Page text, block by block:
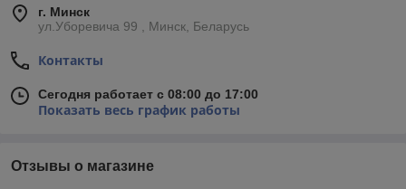
г. Минск
ул.Уборевича 99 , Минск, Беларусь
Контакты
Сегодня работает с 08:00 до 17:00
Показать весь график работы
Отзывы о магазине